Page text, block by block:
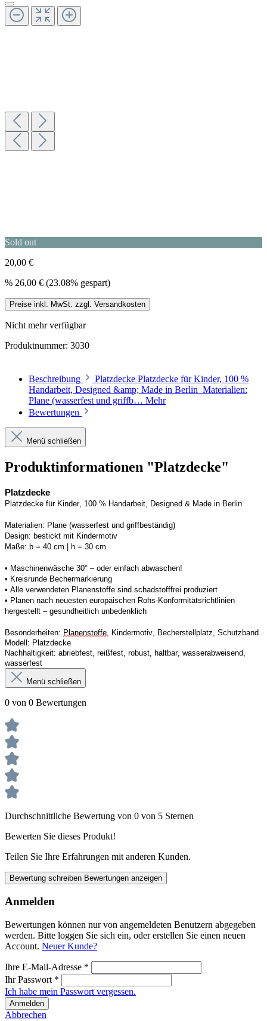
Sold out
20,00 €
% 26,00 € (23.08% gespart)
Preise inkl. MwSt. zzgl. Versandkosten
Nicht mehr verfügbar
Produktnummer: 3030
Beschreibung
Platzdecke Platzdecke für Kinder, 100 %
Handarbeit, Designed &amp; Made in Berlin Materialien:
Plane (wasserfest und griffb… Mehr
Bewertungen
Menü schließen
Produktinformationen "Platzdecke"
Platzdecke
Platzdecke für Kinder, 100 % Handarbeit, Designed & Made in Berlin
Materialien: Plane (wasserfest und griffbeständig)
Design: bestickt mit Kindermotiv
Maße: b = 40 cm | h = 30 cm
• Maschinenwäsche 30° – oder einfach abwaschen!
• Kreisrunde Bechermarkierung
• Alle verwendeten Planenstoffe sind schadstofffrei produziert
• Planen nach neuesten europäischen Rohs-Konformitätsrichtlinien
hergestellt – gesundheitlich unbedenklich
Besonderheiten: Planenstoffe , Kindermotiv, Becherstellplatz, Schutzband
Modell: Platzdecke
Nachhaltigkeit: abriebfest, reißfest, robust haltbar, wasserabweisend,
wasserfest
Menü schließen
0 von 0 Bewertungen
Durchschnittliche Bewertung von 0 von 5 Sternen
Bewerten Sie dieses Produkt!
Teilen Sie Ihre Erfahrungen mit anderen Kunden.
Bewertung schreiben Bewertungen anzeigen
Anmelden
Bewertungen können nur von angemeldeten Benutzern abgegeben
werden. Bitte loggen Sie sich ein, oder erstellen Sie einen neuen
Account. Neuer Kunde?
Ihre E-Mail-Adresse *
Ihr Passwort *
Ich habe mein Passwort vergessen.
Anmelden
Abbrechen